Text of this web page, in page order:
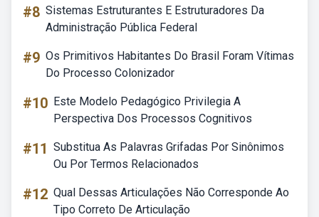
#8 Sistemas Estruturantes E Estruturadores Da
Administração Pública Federal
#9 Os Primitivos Habitantes Do Brasil Foram Vítimas
Do Processo Colonizador
#10 Este Modelo Pedagógico Privilegia A
Perspectiva Dos Processos Cognitivos
#11 Substitua As Palavras Grifadas Por Sinônimos
Ou Por Termos Relacionados
#12 Qual Dessas Articulações Não Corresponde Ao
Tipo Correto De Articulação